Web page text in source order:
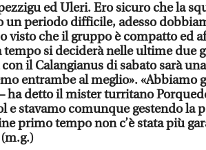
ed Uleri. Ero sicuro che la
un periodo difficile, adesso
visto che il gruppo è compatto ed
si deciderà nelle ultime due
il Calangianus di sabato sarà
entrambe al meglio». «Abbiamo
ha detto il mister turritano
e stavamo comunque gestendo la
primo tempo non c’è stata più